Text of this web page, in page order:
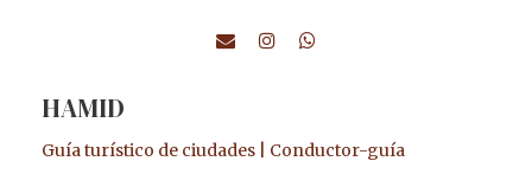
HAMID
Guía turístico de ciudades | Conductor-guía